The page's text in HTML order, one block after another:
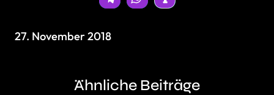
27. November 2018
Ähnliche Beiträge